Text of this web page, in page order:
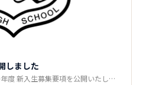
しました
度 新入生募集要項を公開いたし…